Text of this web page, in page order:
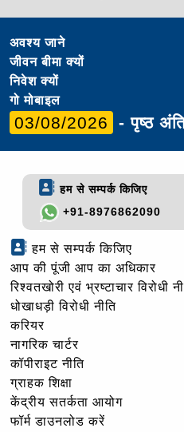
अवश्य जाने
जीवन बीमा क्यों
निवेश क्यों
गो मोबाइल
03/08/2026 - पृष्ठ
हम से सम्पर्क किजिए
+91-8976862090
हम से सम्पर्क किजिए
आप की पूंजी आप का अधिकार
रिश्वतखोरी एवं भ्रष्टाचार विरोधी
धोखाधड़ी विरोधी नीति
करियर
नागरिक चार्टर
कॉपीराइट नीति
ग्राहक शिक्षा
केंद्रीय सतर्कता आयोग
फॉर्म डाउनलोड करें